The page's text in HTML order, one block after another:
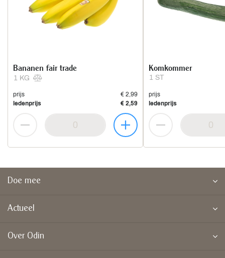
1 KG
Bananen fair trade
prijs
€ 2,99
ledenprijs
€ 2,59
1 ST
Komkommer
prijs
ledenprijs
Doe mee
Actueel
Over Odin